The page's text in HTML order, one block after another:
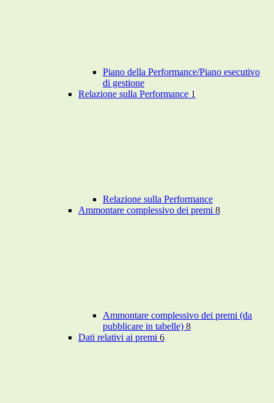
Piano della Performance/Piano esecutivo
di gestione
Relazione sulla Performance 1
Relazione sulla Performance
Ammontare complessivo dei premi 8
Ammontare complessivo dei premi (da
pubblicare in tabelle) 8
Dati relativi ai premi 6